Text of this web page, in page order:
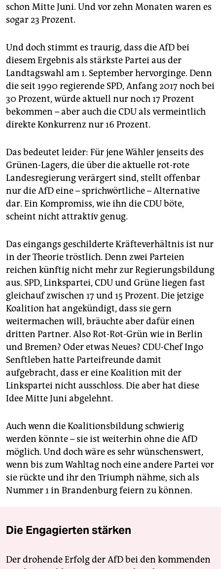
schon Mitte Juni. Und vor zehn Monaten waren es
sogar 23 Prozent.
Und doch stimmt es traurig, dass die AfD bei
diesem Ergebnis als stärkste Partei aus der
Landtagswahl am 1. September hervorginge. Denn
die seit 1990 regierende SPD, Anfang 2017 noch bei
30 Prozent, würde aktuell nur noch 17 Prozent
bekommen – aber auch die CDU als vermeintlich
direkte Konkurrenz nur 16 Prozent.
Das bedeutet leider: Für jene Wähler jenseits des
Grünen-Lagers, die über die aktuelle rot-rote
Landesregierung verärgert sind, stellt offenbar
nur die AfD eine – sprichwörtliche – Alternative
dar. Ein Kompromiss, wie ihn die CDU böte,
scheint nicht attraktiv genug.
Das eingangs geschilderte Kräfteverhältnis ist nur
in der Theorie tröstlich. Denn zwei Parteien
reichen künftig nicht mehr zur Regierungsbildung
aus. SPD, Linkspartei, CDU und Grüne liegen fast
gleichauf zwischen 17 und 15 Prozent. Die jetzige
Koalition hat angekündigt, dass sie gern
weitermachen will, bräuchte aber dafür einen
dritten Partner. Also Rot-Rot-Grün wie in Berlin
und Bremen? Oder etwas Neues? CDU-Chef Ingo
Senftleben hatte Parteifreunde damit
aufgebracht, dass er eine Koalition mit der
Linkspartei nicht ausschloss. Die aber hat diese
Idee Mitte Juni abgelehnt.
Auch wenn die Koalitionsbildung schwierig
werden könnte – sie ist weiterhin ohne die AfD
möglich. Und doch wäre es sehr wünschenswert,
wenn bis zum Wahltag noch eine andere Partei vor
sie rückte und ihr den Triumph nähme, sich als
Nummer 1 in Brandenburg feiern zu können.
Die Engagierten stärken
Der drohende Erfolg der AfD bei den kommenden